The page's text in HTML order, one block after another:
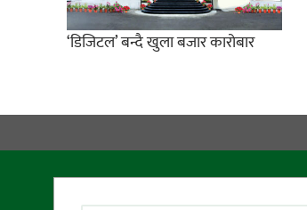
‘डिजिटल’ बन्दै खुला बजार कारोबार